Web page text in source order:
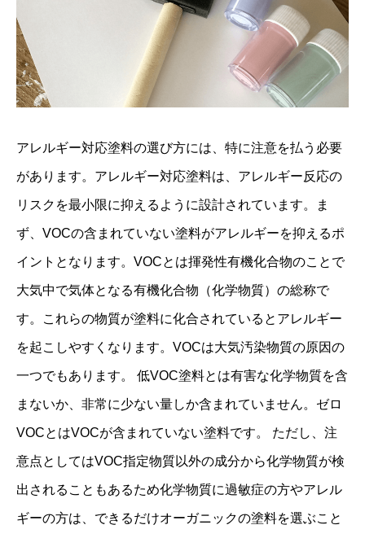
アレルギー対応塗料の選び方には、特に注意を払う必要
があります。アレルギー対応塗料は、アレルギー反応の
リスクを最小限に抑えるように設計されています。ま
ず、VOCの含まれていない塗料がアレルギーを抑えるポ
イントとなります。VOCとは揮発性有機化合物のことで
大気中で気体となる有機化合物（化学物質）の総称で
す。これらの物質が塗料に化合されているとアレルギー
を起こしやすくなります。VOCは大気汚染物質の原因の
一つでもあります。 低VOC塗料とは有害な化学物質を含
まないか、非常に少ない量しか含まれていません。ゼロ
VOCとはVOCが含まれていない塗料です。 ただし、注
意点としてはVOC指定物質以外の成分から化学物質が検
出されることもあるため化学物質に過敏症の方やアレル
ギーの方は、できるだけオーガニックの塗料を選ぶこと